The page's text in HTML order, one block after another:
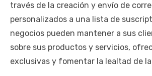
través de la creación y envío de
personalizados a una lista de
negocios pueden mantener a sus
sobre sus productos y servicios,
exclusivas y fomentar la lealtad de